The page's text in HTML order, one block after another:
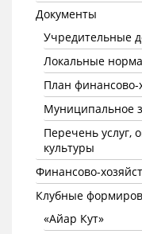
Документы
Учредительные
Локальные
План финансово-
Муниципальное
Перечень услуг,
культуры
Финансово-
Клубные
«Айар Кут»